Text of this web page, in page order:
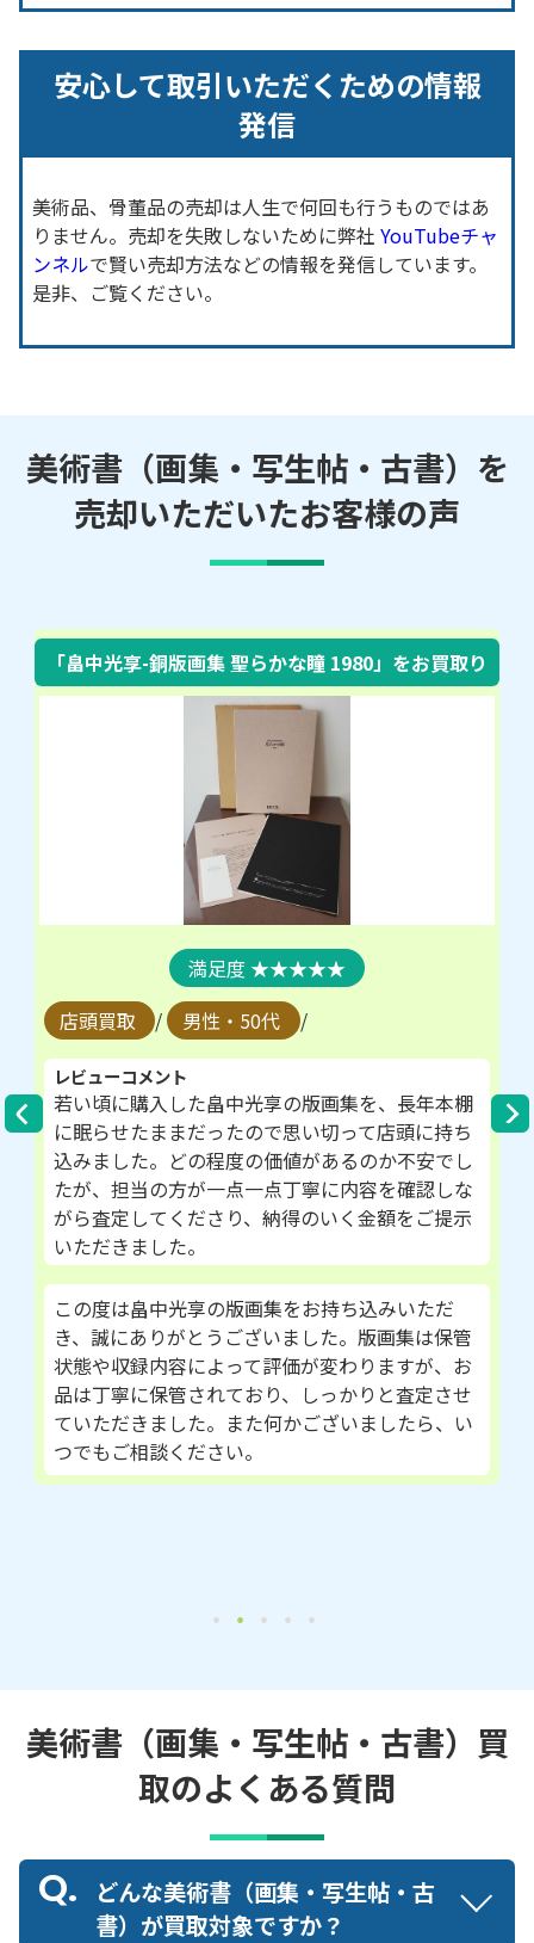
安心して取引いただくための情報
発信
美術品、骨董品の売却は人生で何回も行うものではあ
りません。売却を失敗しないために弊社 YouTubeチャ
ンネルで賢い売却方法などの情報を発信しています。
是非、ご覧ください。
美術書（画集・写生帖・古書）を
売却いただいたお客様の声
「畠中光享-銅版画集 聖らかな瞳 1980」をお買取り
★★★★★
店頭買取
/ 男性・50代 /
レビューコメント
若い頃に購入した畠中光享の版画集を、長年本棚
に眠らせたままだったので思い切って店頭に持ち
込みました。どの程度の価値があるのか不安でし
たが、担当の方が一点一点丁寧に内容を確認しな
がら査定してくださり、納得のいく金額をご提示
いただきました。
この度は畠中光享の版画集をお持ち込みいただ
き、誠にありがとうございました。版画集は保管
状態や収録内容によって評価が変わりますが、お
品は丁寧に保管されており、しっかりと査定させ
ていただきました。また何かございましたら、い
つでもご相談ください。
美術書（画集・写生帖・古書）買
取のよくある質問
どんな美術書（画集・写生帖・古
書）が買取対象ですか？